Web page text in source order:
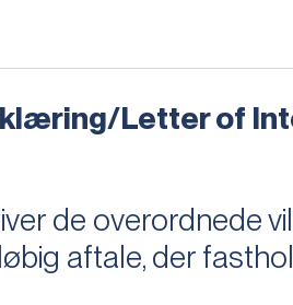
Letter of
de overordnede
aftale, der